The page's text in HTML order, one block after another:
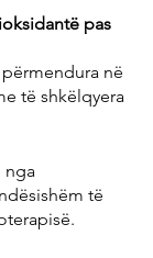
pas
në
të shkëlqyera
nga
të